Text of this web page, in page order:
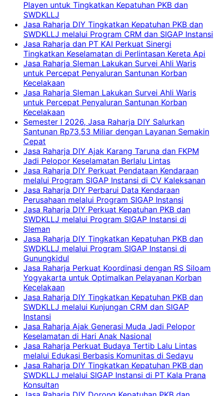
Playen untuk Tingkatkan Kepatuhan PKB dan
SWDKLLJ
Jasa Raharja DIY Tingkatkan Kepatuhan PKB dan
SWDKLLJ melalui Program CRM dan SIGAP Instansi
Jasa Raharja dan PT KAI Perkuat Sinergi
Tingkatkan Keselamatan di Perlintasan Kereta Api
Jasa Raharja Sleman Lakukan Survei Ahli Waris
untuk Percepat Penyaluran Santunan Korban
Kecelakaan
Jasa Raharja Sleman Lakukan Survei Ahli Waris
untuk Percepat Penyaluran Santunan Korban
Kecelakaan
Semester I 2026, Jasa Raharja DIY Salurkan
Santunan Rp73,53 Miliar dengan Layanan Semakin
Cepat
Jasa Raharja DIY Ajak Karang Taruna dan FKPM
Jadi Pelopor Keselamatan Berlalu Lintas
Jasa Raharja DIY Perkuat Pendataan Kendaraan
melalui Program SIGAP Instansi di CV Kaleksanan
Jasa Raharja DIY Perbarui Data Kendaraan
Perusahaan melalui Program SIGAP Instansi
Jasa Raharja DIY Perkuat Kepatuhan PKB dan
SWDKLLJ melalui Program SIGAP Instansi di
Sleman
Jasa Raharja DIY Tingkatkan Kepatuhan PKB dan
SWDKLLJ melalui Program SIGAP Instansi di
Gunungkidul
Jasa Raharja Perkuat Koordinasi dengan RS Siloam
Yogyakarta untuk Optimalkan Pelayanan Korban
Kecelakaan
Jasa Raharja DIY Tingkatkan Kepatuhan PKB dan
SWDKLLJ melalui Kunjungan CRM dan SIGAP
Instansi
Jasa Raharja Ajak Generasi Muda Jadi Pelopor
Keselamatan di Hari Anak Nasional
Jasa Raharja Perkuat Budaya Tertib Lalu Lintas
melalui Edukasi Berbasis Komunitas di Sedayu
Jasa Raharja DIY Tingkatkan Kepatuhan PKB dan
SWDKLLJ melalui SIGAP Instansi di PT Kala Prana
Konsultan